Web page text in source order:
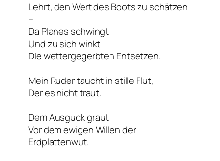
Lehrt, den Wert des Boots zu schätzen
–
Da Planes schwingt
Und zu sich winkt
Die wettergegerbten Entsetzen.
Mein Ruder taucht in stille Flut,
Der es nicht traut.
Dem Ausguck graut
Vor dem ewigen Willen der
Erdplattenwut.